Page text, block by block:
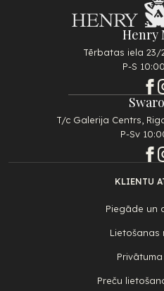
Henry
Tērbatas iela 23/
P-S
T/c Galerija Centrs,
P-Sv
KLIENTU
Piegāde un
Lietošanas
Preču